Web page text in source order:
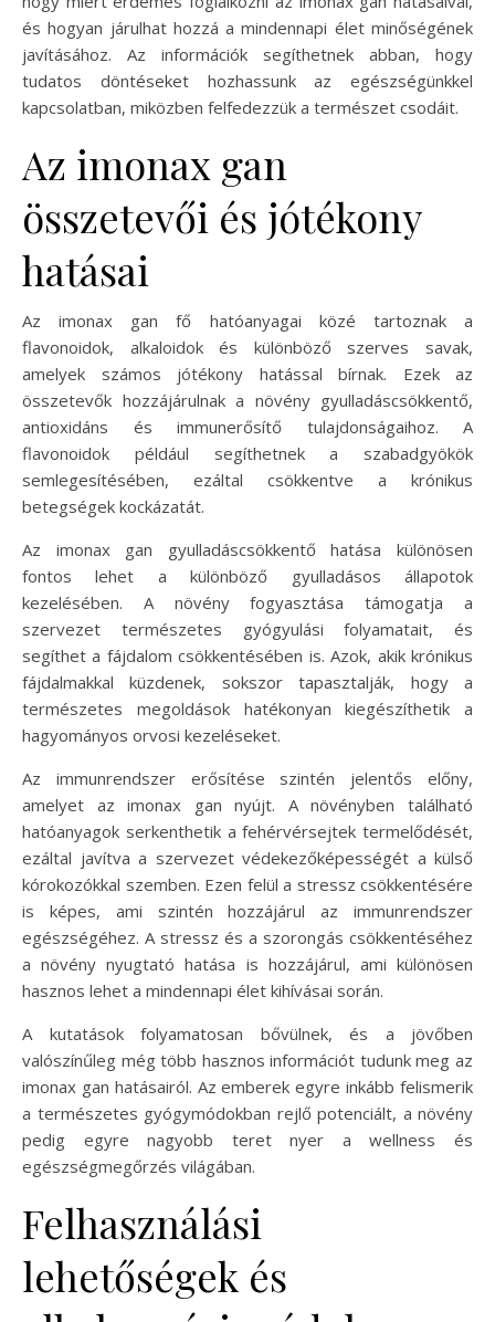
és hogyan járulhat hozzá a mindennapi élet minőségének
javításához. Az információk segíthetnek abban, hogy
tudatos döntéseket hozhassunk az egészségünkkel
kapcsolatban, miközben felfedezzük a természet csodáit.
Az imonax gan
összetevői és jótékony
hatásai
Az imonax gan fő hatóanyagai közé tartoznak a
flavonoidok, alkaloidok és különböző szerves savak,
amelyek számos jótékony hatással bírnak. Ezek az
összetevők hozzájárulnak a növény gyulladáscsökkentő,
antioxidáns és immunerősítő tulajdonságaihoz. A
flavonoidok például segíthetnek a szabadgyökök
semlegesítésében, ezáltal csökkentve a krónikus
betegségek kockázatát.
Az imonax gan gyulladáscsökkentő hatása különösen
fontos lehet a különböző gyulladásos állapotok
kezelésében. A növény fogyasztása támogatja a
szervezet természetes gyógyulási folyamatait, és
segíthet a fájdalom csökkentésében is. Azok, akik krónikus
fájdalmakkal küzdenek, sokszor tapasztalják, hogy a
természetes megoldások hatékonyan kiegészíthetik a
hagyományos orvosi kezeléseket.
Az immunrendszer erősítése szintén jelentős előny,
amelyet az imonax gan nyújt. A növényben található
hatóanyagok serkenthetik a fehérvérsejtek termelődését,
ezáltal javítva a szervezet védekezőképességét a külső
kórokozókkal szemben. Ezen felül a stressz csökkentésére
is képes, ami szintén hozzájárul az immunrendszer
egészségéhez. A stressz és a szorongás csökkentéséhez
a növény nyugtató hatása is hozzájárul, ami különösen
hasznos lehet a mindennapi élet kihívásai során.
A kutatások folyamatosan bővülnek, és a jövőben
valószínűleg még több hasznos információt tudunk meg az
imonax gan hatásairól. Az emberek egyre inkább felismerik
a természetes gyógymódokban rejlő potenciált, a növény
pedig egyre nagyobb teret nyer a wellness és
egészségmegőrzés világában.
Felhasználási
lehetőségek és